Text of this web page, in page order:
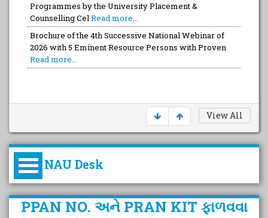
Programmes by the University Placement &
Counselling CelRead more...
Brochure of the 4th Successive National Webinar of
2026 with 5 Eminent Resource Persons with Proven
Read more...
View All
NAU Desk
કુલપતિની પરિવર્તનકારી પહેલનું
વિહંગાવલોકન (ઓક્ટોબર ૨૦૨૦-૨૦૨૫)
PPAN NO. અને PRAN KIT ફાળવવા